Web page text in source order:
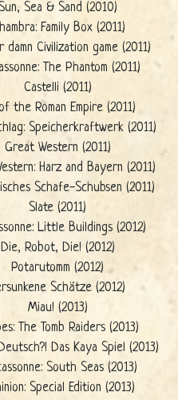
Sea & Sand (2010)
Family Box (2011)
damn Civilization game (2011)
The Phantom (2011)
Castelli (2011)
the Roman Empire (2011)
Speicherkraftwerk (2011)
Great Western (2011)
Harz and Bayern (2011)
Schafe-Schubsen (2011)
Slate (2011)
Little Buildings (2012)
Die, Robot, Die! (2012)
Potarutomm (2012)
Schätze (2012)
Miau! (2013)
The Tomb Raiders (2013)
Das Kaya Spiel (2013)
South Seas (2013)
Special Edition (2013)